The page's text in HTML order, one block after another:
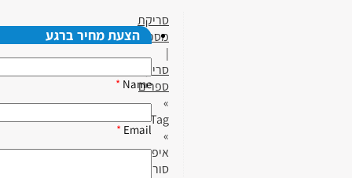
סריקת
מסמכים
|
סריקת
ספרים
»
Tag
»
איפה
סורקים
הצעת מחיר ברגע
Name
*
Email
*